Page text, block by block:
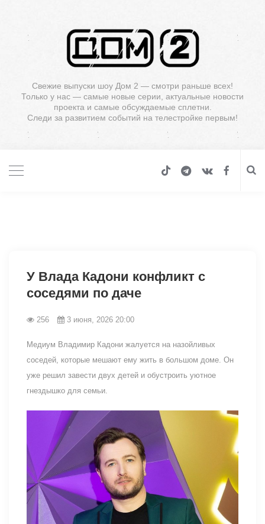
Свежие выпуски шоу Дом 2 — смотри раньше всех!
Только у нас — самые новые серии, актуальные новости
проекта и самые обсуждаемые сплетни.
Следи за развитием событий на телестройке первым!
У Влада Кадони конфликт с
соседями по даче
256 3 июня, 2026 20:00
Медиум Владимир Кадони жалуется на назойливых
соседей, которые мешают ему жить в большом доме. Он
уже решил завести двух детей и обустроить уютное
гнездышко для семьи.